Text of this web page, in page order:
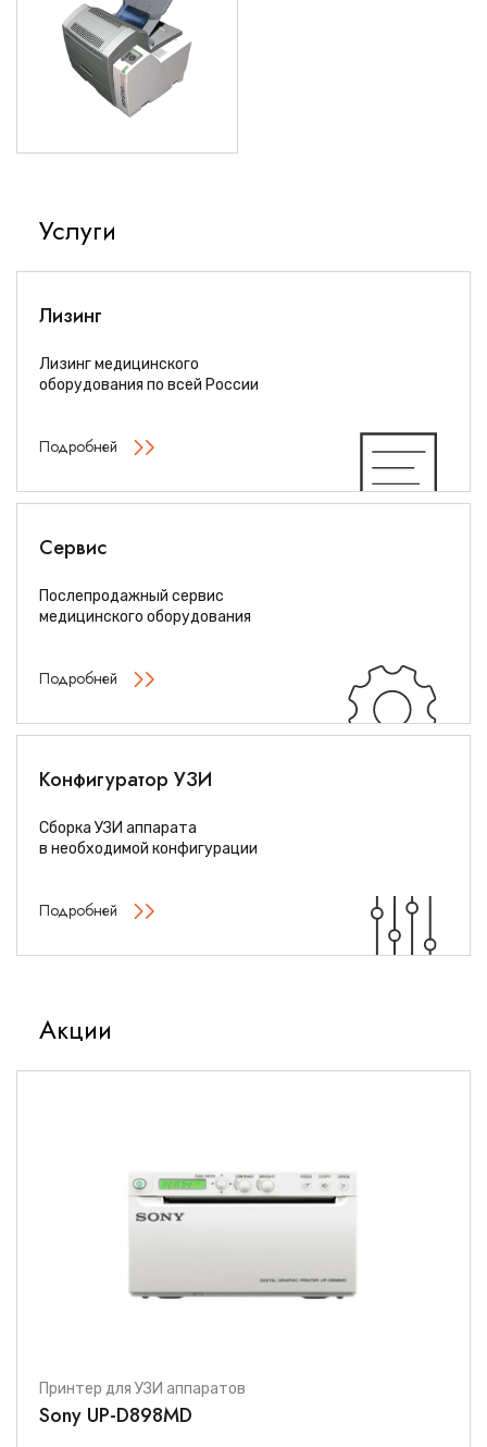
Услуги
Лизинг
Лизинг медицинского
оборудования по всей России
Подробней
Сервис
Послепродажный сервис
медицинского оборудования
Подробней
Конфигуратор УЗИ
Сборка УЗИ аппарата
в необходимой конфигурации
Подробней
Акции
Принтер для УЗИ аппаратов
Sony UP-D898MD